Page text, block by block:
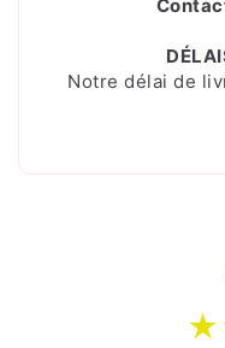
Notre délai de
★